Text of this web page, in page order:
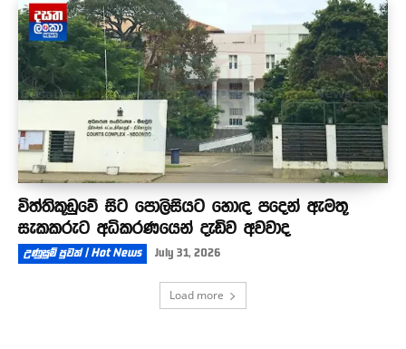
විත්තිකූඩුවේ සිට පොලිසියට හොඳ පදෙන් ඇමතූ
සැකකරුට අධිකරණයෙන් දැඩිව අවවාද
උණුසුම් පුවත් | Hot News July 31, 2026
Load more